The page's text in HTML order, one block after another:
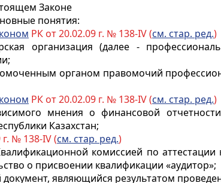
Законе
понятия:
РК от 20.02.09 г. № 138-IV (см. стар. ред.)
организация (далее -
органом правомочий
РК от 20.02.09 г. № 138-IV (см. стар. ред.)
мнения о финансовой
Казахстан;
г. № 138-IV (см. стар. ред.)
комиссией по
о присвоении квалификации «аудитор»;
являющийся результатом